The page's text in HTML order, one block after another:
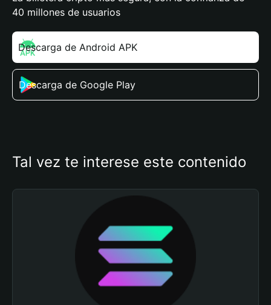
40 millones de usuarios
Descarga de Android APK
Descarga de Google Play
Tal vez te interese este contenido